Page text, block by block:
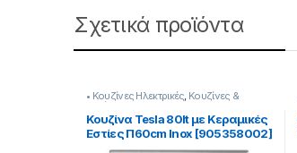
Σχετικά προϊόντα
• Κουζίνες Ηλεκτρικές, Κουζίνες &
Φούρνοι
Κουζίνα Tesla 80lt με Κεραμικές
Εστίες Π60cm Inox [905358002]